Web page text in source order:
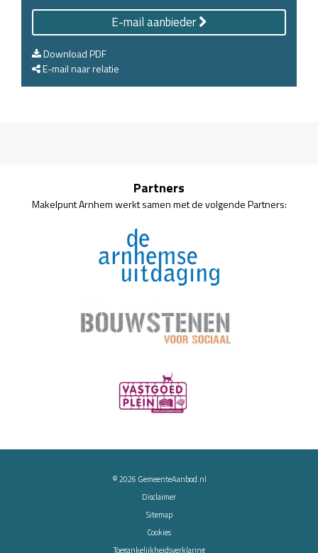
E-mail aanbieder
Download PDF
E-mail naar relatie
Partners
Makelpunt Arnhem werkt samen met de volgende Partners:
© 2026 GemeenteAanbod.nl
Disclaimer
Sitemap
Cookies
Toegankelijkheidsverklaring